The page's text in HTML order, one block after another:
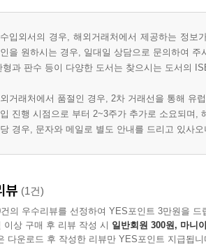
입외서의 경우, 해외거래처에서 제공하는 정
을 원하시는 경우, 일대일 상담으로 문의하여 주
형과 판수 등이 다양한 도서는 찾으시는 도서의
거래처에서 품절인 경우, 2차 거래선을 통해 유
진행 시점으로 부터 2~3주가 추가로 소요되며,
경우, 문자와 메일로 별도 안내를 드리고 있사
뷰 (1건)
의 우수리뷰를 선정하여 YES포인트 3만원을 드
이상 구매 후 리뷰 작성 시 일반회원 300원, 마니
다운로드 후 작성한 리뷰만 YES포인트 지급됩니